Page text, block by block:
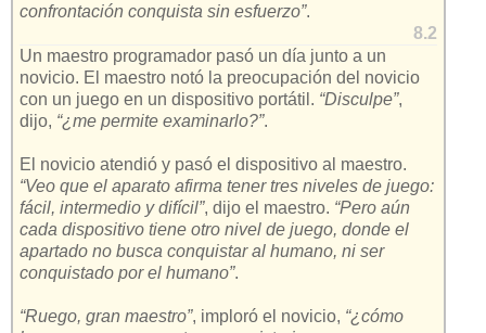
confrontación conquista sin esfuerzo”.
8.2
Un maestro programador pasó un día junto a un
novicio. El maestro notó la preocupación del novicio
con un juego en un dispositivo portátil. “Disculpe”,
dijo, “¿me permite examinarlo?”.
El novicio atendió y pasó el dispositivo al maestro.
“Veo que el aparato afirma tener tres niveles de juego:
fácil, intermedio y difícil”, dijo el maestro. “Pero aún
cada dispositivo tiene otro nivel de juego, donde el
apartado no busca conquistar al humano, ni ser
conquistado por el humano”.
“Ruego, gran maestro”, imploró el novicio, “¿cómo